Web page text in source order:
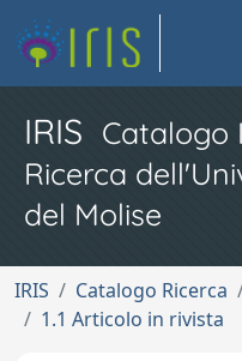
IRIS Catalogo
Ricerca
del Molise
IRIS Catalogo Ricerca
1.1 Articolo in rivista